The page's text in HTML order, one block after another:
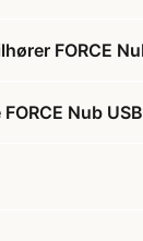
FORCE
Nub